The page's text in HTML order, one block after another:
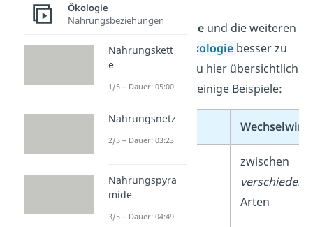
Um dieSynökologie und die weiteren
Teilbereiche der
Ökologie besser zu
verstehen, siehst du hier übersichtlich
zusammengefasst einige Beispiele:
Ökologieform
zwischen
Arten
Ökologie
Nahrungsbeziehungen
Nahrungskett
e
1/5 – Dauer: 05:00
Nahrungsnetz
2/5 – Dauer: 03:23
Nahrungspyra
mide
3/5 – Dauer: 04:49